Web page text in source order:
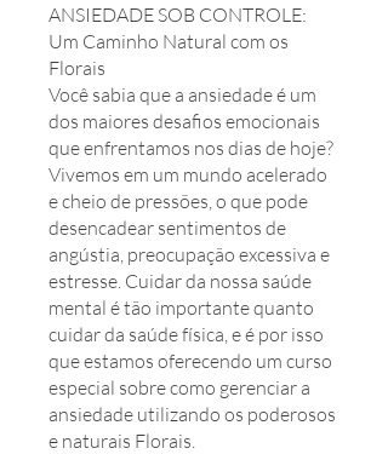
ANSIEDADE SOB CONTROLE:
Um Caminho Natural com os
Florais
Você sabia que a ansiedade é um
dos maiores desafios emocionais
que enfrentamos nos dias de hoje?
Vivemos em um mundo acelerado
e cheio de pressões, o que pode
desencadear sentimentos de
angústia, preocupação excessiva e
estresse. Cuidar da nossa saúde
mental é tão importante quanto
cuidar da saúde física, e é por isso
que estamos oferecendo um curso
especial sobre como gerenciar a
ansiedade utilizando os poderosos
e naturais Florais.